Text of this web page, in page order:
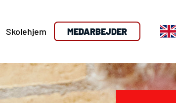
Skolehjem MEDARBEJDER